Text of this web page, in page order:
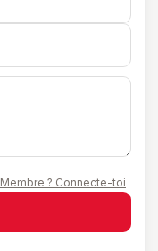
Membre ? Connecte-toi